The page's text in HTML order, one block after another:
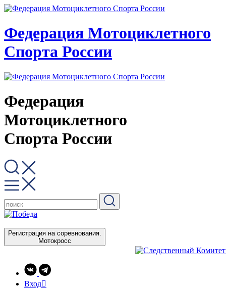
Федерация Мотоциклетного
Спорта России
Федерация
Мотоциклетного
Спорта России
Регистрация на соревнования.
Мотокросс
Вход